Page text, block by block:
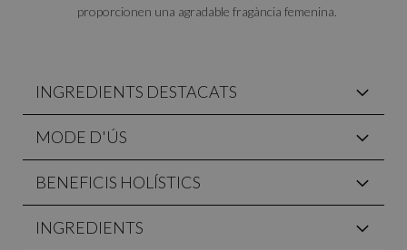
proporcionen una agradable fragància femenina.
INGREDIENTS DESTACATS
MODE D'ÚS
BENEFICIS HOLÍSTICS
INGREDIENTS